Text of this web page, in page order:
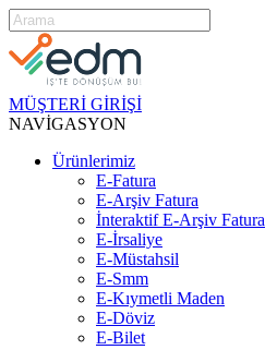
MÜŞTERİ GİRİŞİ
NAVİGASYON
Ürünlerimiz
E-Fatura
E-Arşiv Fatura
İnteraktif E-Arşiv Fatura
E-İrsaliye
E-Müstahsil
E-Smm
E-Kıymetli Maden
E-Döviz
E-Bilet